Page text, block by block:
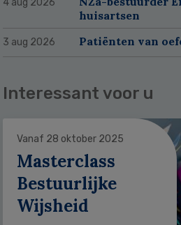
huisartsen
3 aug 2026 Patiënten van
Interessant voor u
Vanaf 28 oktober 2025
Masterclass
Bestuurlijke
Wijsheid